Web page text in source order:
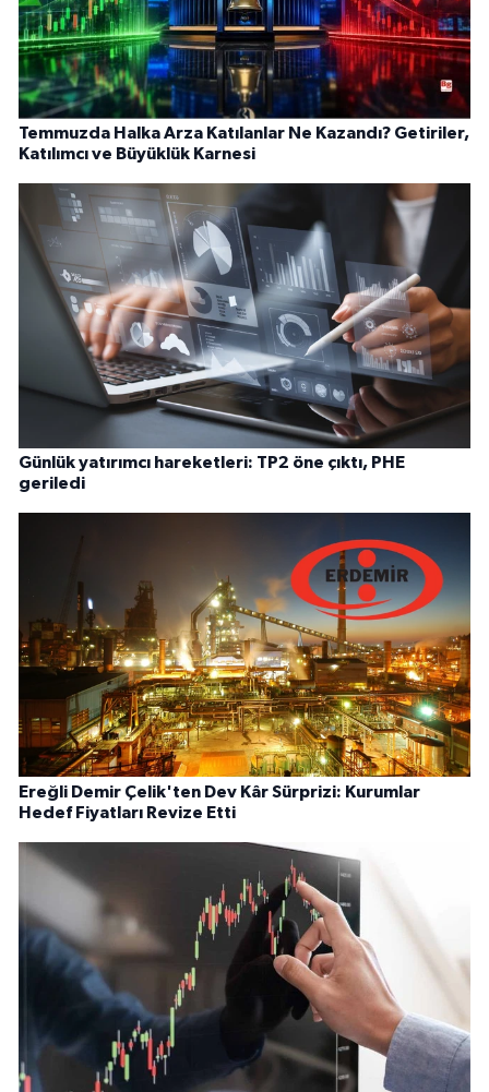
Temmuzda Halka Arza Katılanlar Ne Kazandı? Getiriler,
Katılımcı ve Büyüklük Karnesi
Günlük yatırımcı hareketleri: TP2 öne çıktı, PHE
geriledi
Ereğli Demir Çelik'ten Dev Kâr Sürprizi: Kurumlar
Hedef Fiyatları Revize Etti